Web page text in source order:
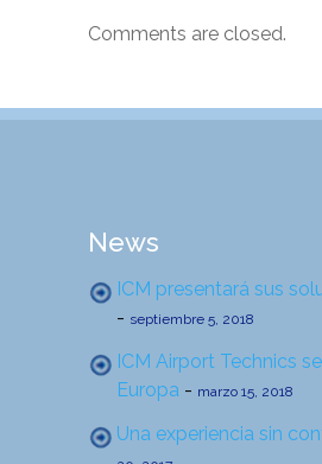
Comments are closed.
News
ICM presentará sus
- septiembre 5, 2018
ICM Airport Technics
Europa - marzo 15, 2018
Una experiencia sin